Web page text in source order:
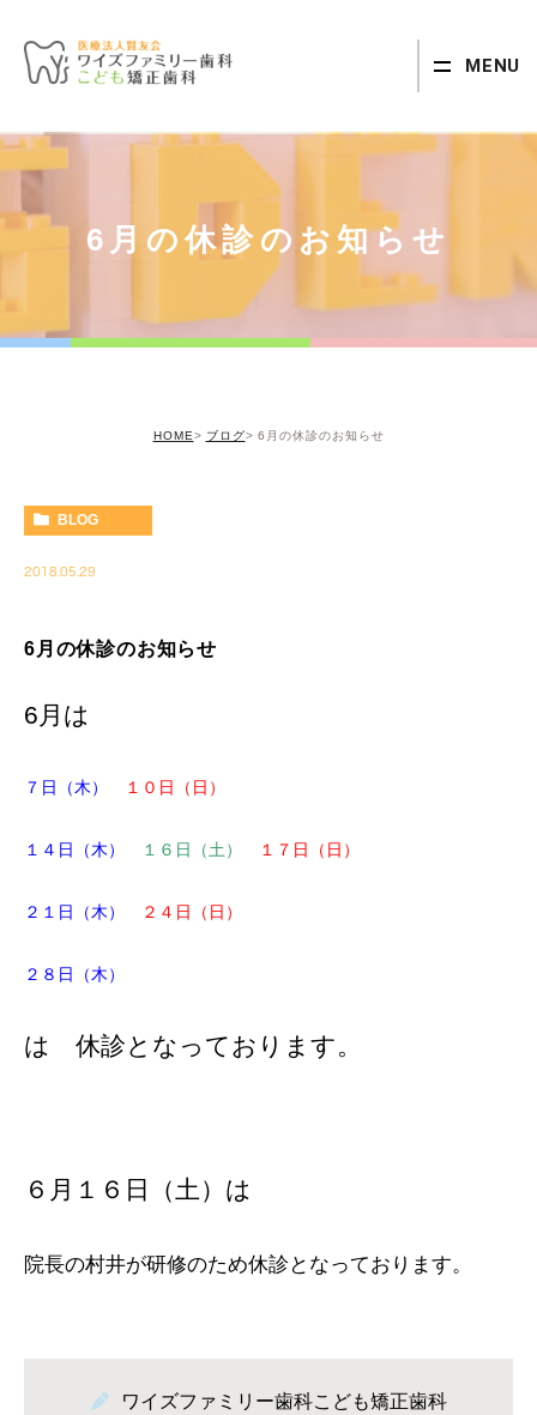
MENU
6月の休診のお知らせ
HOME ブログ 6月の休診のお知らせ
BLOG
2018.05.29
6月の休診のお知らせ
6月は
７日（木） １０日（日）
１４日（木） １６日（土） １７日（日）
２１日（木） ２４日（日）
２８日（木）
は 休診となっております。
６月１６日（土）は
院長の村井が研修のため休診となっております。
ワイズファミリー歯科こども矯正歯科